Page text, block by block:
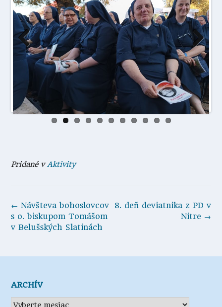
Prev
ious
Next
Pridané vAktivity
Navigácia
v
článkoch
8. deň deviatnika z PD v
Nitre →
← Návšteva bohoslovcov
s o. biskupom Tomášom
v Belušských Slatinách
ARCHÍV
Archív